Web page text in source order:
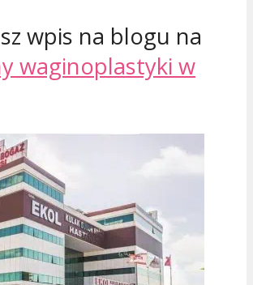
wpis na blogu na
waginoplastyki w